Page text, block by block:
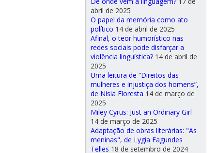
abril de 2025
O papel da memória como ato
político 14 de abril de 2025
Afinal, o teor humorístico nas
redes sociais pode disfarçar a
violência linguística? 14 de abril de
2025
Uma leitura de “Direitos das
mulheres e injustiça dos homens”,
de Nísia Floresta 14 de março de
2025
Miley Cyrus: Just an Ordinary Girl
14 de março de 2025
Adaptação de obras literárias: "As
meninas", de Lygia Fagundes
Telles 18 de setembro de 2024